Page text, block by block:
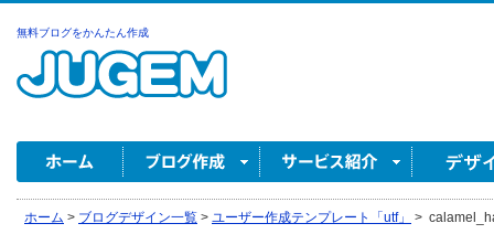
無料ブログをかんたん作成
ホーム > ブログデザイン一覧 > ユーザー作成テンプレート「utf」 >